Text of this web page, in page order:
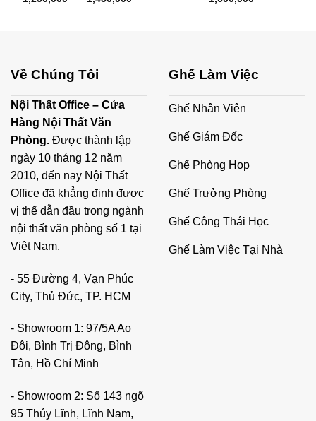
Về Chúng Tôi
Nội Thất Office – Cửa
Hàng Nội Thất Văn
Phòng. Được thành lập
ngày 10 tháng 12 năm
2010, đến nay Nội Thất
Office đã khẳng định được
vị thế dẫn đầu trong ngành
nội thất văn phòng số 1 tại
Việt Nam.
- 55 Đường 4, Vạn Phúc
City, Thủ Đức, TP. HCM
- Showroom 1: 97/5A Ao
Đôi, Bình Trị Đông, Bình
Tân, Hồ Chí Minh
- Showroom 2: Số 143 ngõ
95 Thúy Lĩnh, Lĩnh Nam,
Ghế Làm Việc
Ghế Nhân Viên
Ghế Giám Đốc
Ghế Phòng Họp
Ghế Trưởng Phòng
Ghế Công Thái Học
Ghế Làm Việc Tại Nhà